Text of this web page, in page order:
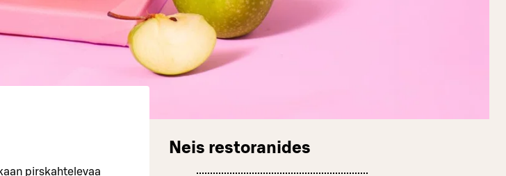
pirskahtelevaa
Neis restoranides